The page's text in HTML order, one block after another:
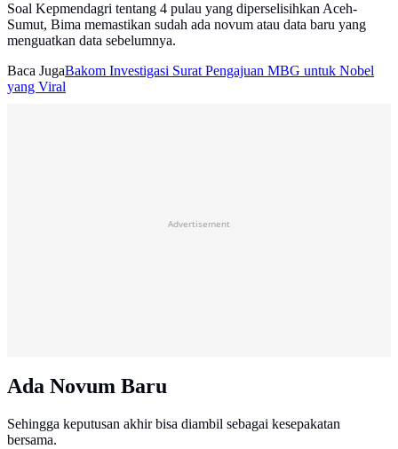
Soal Kepmendagri tentang 4 pulau yang diperselisihkan Aceh-
Sumut, Bima memastikan sudah ada novum atau data baru yang
menguatkan data sebelumnya.
Baca JugaBakom Investigasi Surat Pengajuan MBG untuk Nobel
yang Viral
Advertisement
Ada Novum Baru
Sehingga keputusan akhir bisa diambil sebagai kesepakatan
bersama.